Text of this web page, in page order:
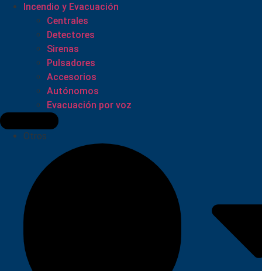
Incendio y Evacuación
Centrales
Detectores
Sirenas
Pulsadores
Accesorios
Autónomos
Evacuación por voz
Otros